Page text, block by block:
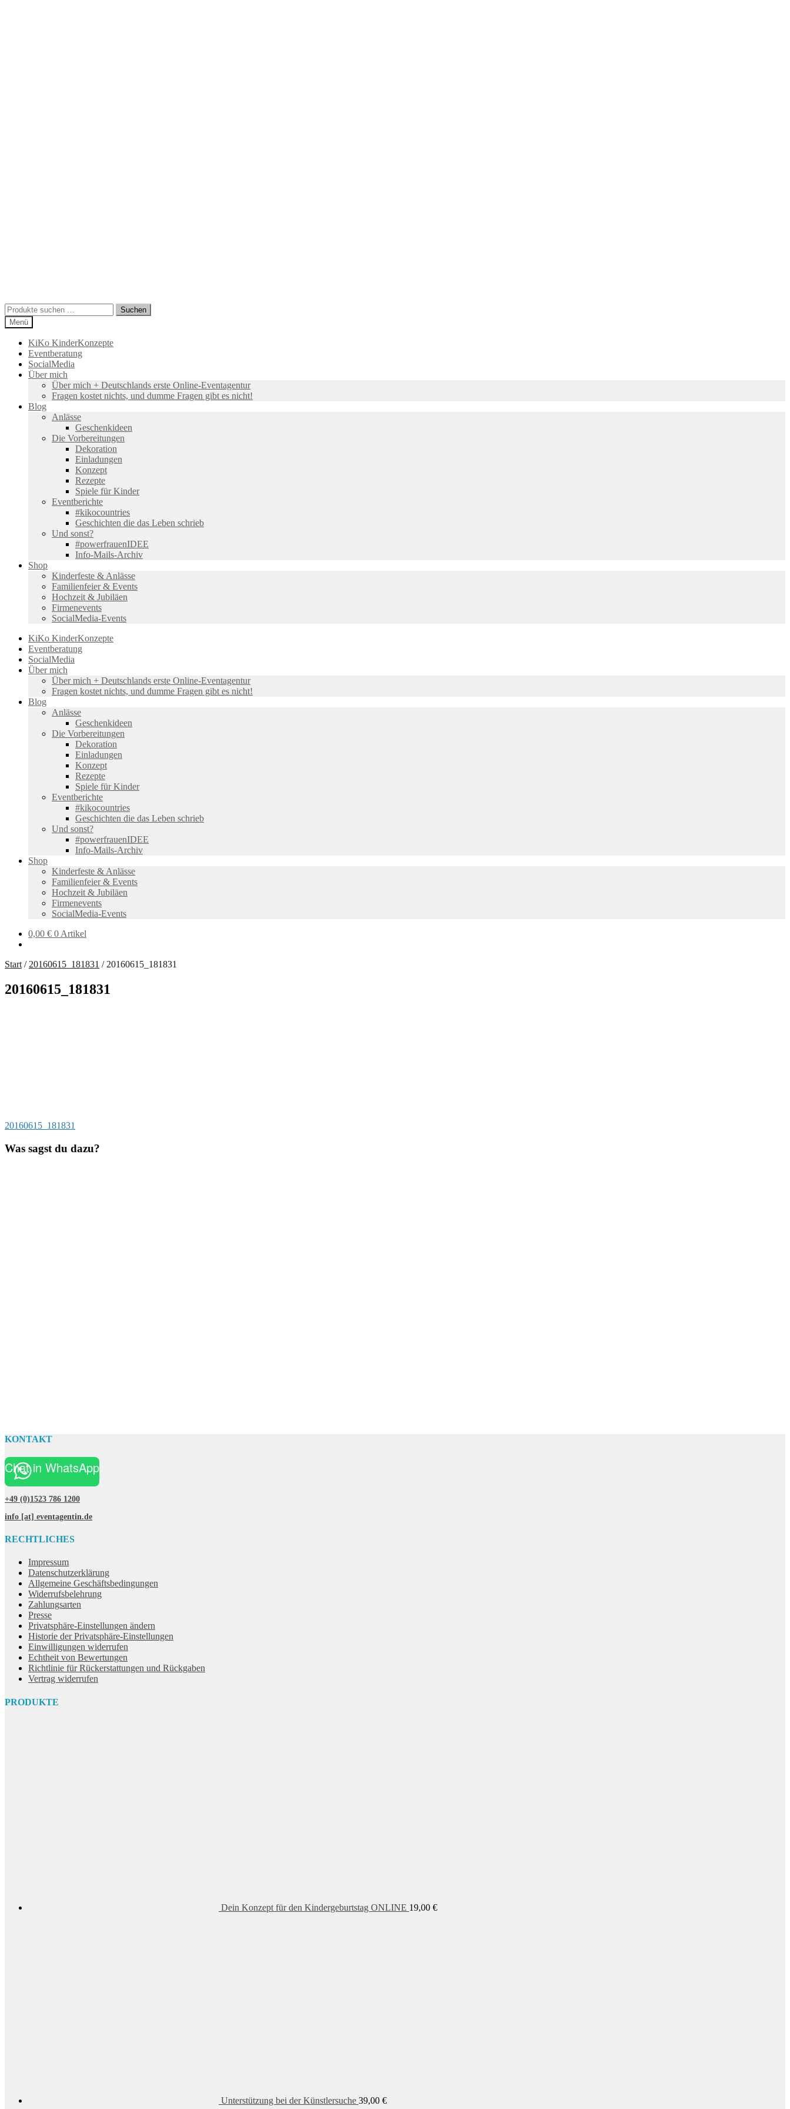
Suchen
nach:
Suchen
Menü
KiKo KinderKonzepte
Eventberatung
SocialMedia
Über mich
Über mich + Deutschlands erste Online-Eventagentur
Fragen kostet nichts, und dumme Fragen gibt es nicht!
Blog
Anlässe
Geschenkideen
Die Vorbereitungen
Dekoration
Einladungen
Konzept
Rezepte
Spiele für Kinder
Eventberichte
#kikocountries
Geschichten die das Leben schrieb
Und sonst?
#powerfrauenIDEE
Info-Mails-Archiv
Shop
Kinderfeste & Anlässe
Familienfeier & Events
Hochzeit & Jubiläen
Firmenevents
SocialMedia-Events
KiKo KinderKonzepte
Eventberatung
SocialMedia
Über mich
Über mich + Deutschlands erste Online-Eventagentur
Fragen kostet nichts, und dumme Fragen gibt es nicht!
Blog
Anlässe
Geschenkideen
Die Vorbereitungen
Dekoration
Einladungen
Konzept
Rezepte
Spiele für Kinder
Eventberichte
#kikocountries
Geschichten die das Leben schrieb
Und sonst?
#powerfrauenIDEE
Info-Mails-Archiv
Shop
Kinderfeste & Anlässe
Familienfeier & Events
Hochzeit & Jubiläen
Firmenevents
SocialMedia-Events
0,00 € 0 Artikel
Start / 20160615_181831 / 20160615_181831
20160615_181831
Beitragsnavigation
Vorheriger
20160615_181831
Was sagst du dazu?
KONTAKT
Chat in WhatsApp
+49 (0)1523 786 1200
info [at] eventagentin.de
RECHTLICHES
Impressum
Datenschutzerklärung
Allgemeine Geschäftsbedingungen
Widerrufsbelehrung
Zahlungsarten
Presse
Privatsphäre-Einstellungen ändern
Historie der Privatsphäre-Einstellungen
Einwilligungen widerrufen
Echtheit von Bewertungen
Richtlinie für Rückerstattungen und Rückgaben
Vertrag widerrufen
PRODUKTE
Dein Konzept für den Kindergeburtstag ONLINE 19,00 €
Unterstützung bei der Künstlersuche 39,00 €